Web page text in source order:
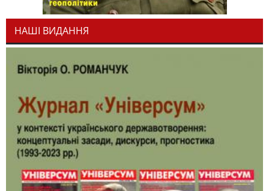
НАШІ ВИДАННЯ